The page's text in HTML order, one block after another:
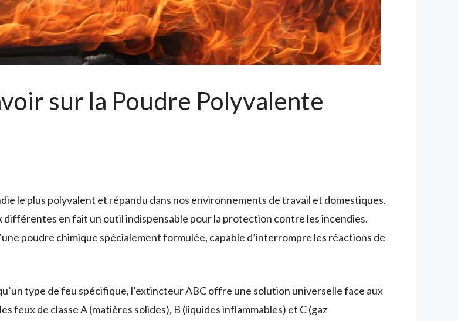
sur la Poudre Polyvalente
le plus polyvalent et répandu dans nos environnements de travail et domestiques.
en fait un outil indispensable pour la protection contre les incendies.
poudre chimique spécialement formulée, capable d’interrompre les réactions de
type de feu spécifique, l’extincteur ABC offre une solution universelle face aux
feux de classe A (matières solides), B (liquides inflammables) et C (gaz